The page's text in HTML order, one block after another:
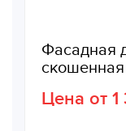
Фасадная
Цена от